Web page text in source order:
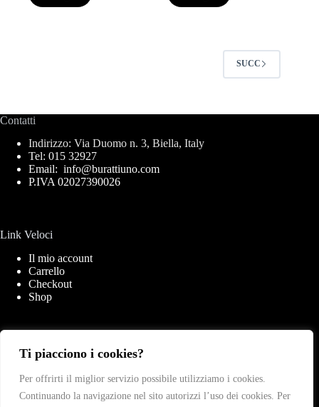
Ti piacciono i cookies?
Per offrirti il miglior servizio possibile utilizziamo i cookies.
Continuando la navigazione nel sito autorizzi l’uso dei cookies. Per
SUCC
Contatti
Indirizzo: Via Duomo n. 3, Biella, Italy
Tel: 015 32927
Email: info@burattiuno.com
P.IVA 02027390026
Link Veloci
Il mio account
Carrello
Checkout
Shop
Link Importanti
Privacy Policy
Cookies Policy
Termini & Condizioni